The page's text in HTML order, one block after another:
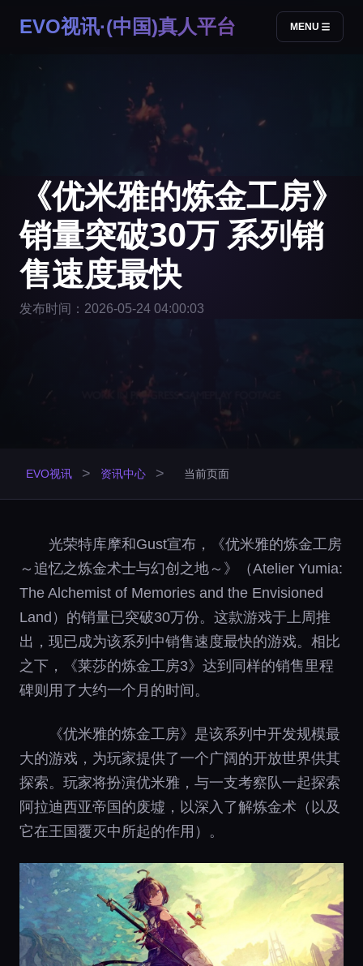
EVO视讯·(中国)真人平台 MENU
《优米雅的炼金工房》
销量突破30万 系列销
售速度最快
发布时间：2026-05-24 04:00:03
EVO视讯 > 资讯中心 > 当前页面
光荣特库摩和Gust宣布，《优米雅的炼金工房
～追忆之炼金术士与幻创之地～》（Atelier Yumia:
The Alchemist of Memories and the Envisioned
Land）的销量已突破30万份。这款游戏于上周推
出，现已成为该系列中销售速度最快的游戏。相比
之下，《莱莎的炼金工房3》达到同样的销售里程
碑则用了大约一个月的时间。
《优米雅的炼金工房》是该系列中开发规模最
大的游戏，为玩家提供了一个广阔的开放世界供其
探索。玩家将扮演优米雅，与一支考察队一起探索
阿拉迪西亚帝国的废墟，以深入了解炼金术（以及
它在王国覆灭中所起的作用）。